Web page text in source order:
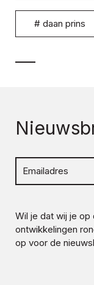
# daan prins
Wil je dat wij je
ontwikkelingen
op voor de